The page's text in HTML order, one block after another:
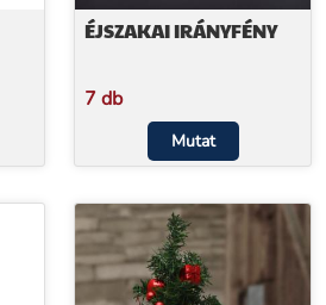
ÉJSZAKAI IRÁNYFÉNY
7 db
Mutat